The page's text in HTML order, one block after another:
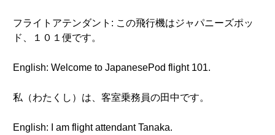
フライトアテンダント: この飛行機はジャパニーズポッ
ド、１０１便です。
English: Welcome to JapanesePod flight 101.
私（わたくし）は、客室乗務員の田中です。
English: I am flight attendant Tanaka.